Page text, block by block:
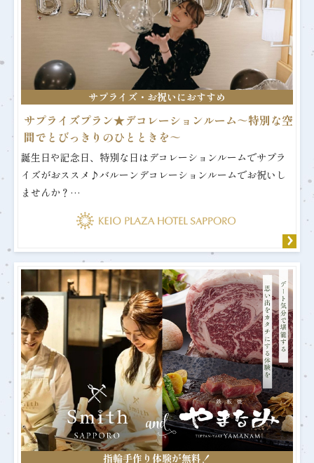
サプライズ・お祝いにおすすめ
サプライズプラン★デコレーションルーム～特別な空
間でとびっきりのひとときを～
誕生日や記念日、特別な日はデコレーションルームでサプラ
イズがおススメ♪バルーンデコレーションルームでお祝いし
ませんか？…
指輪手作り体験が無料！